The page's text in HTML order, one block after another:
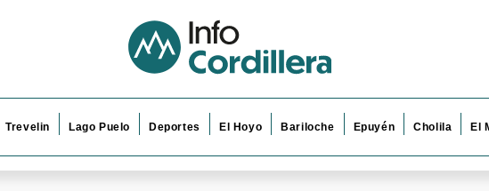
Trevelin Lago Puelo Deportes El Hoyo Bariloche Epuyén Cholila El